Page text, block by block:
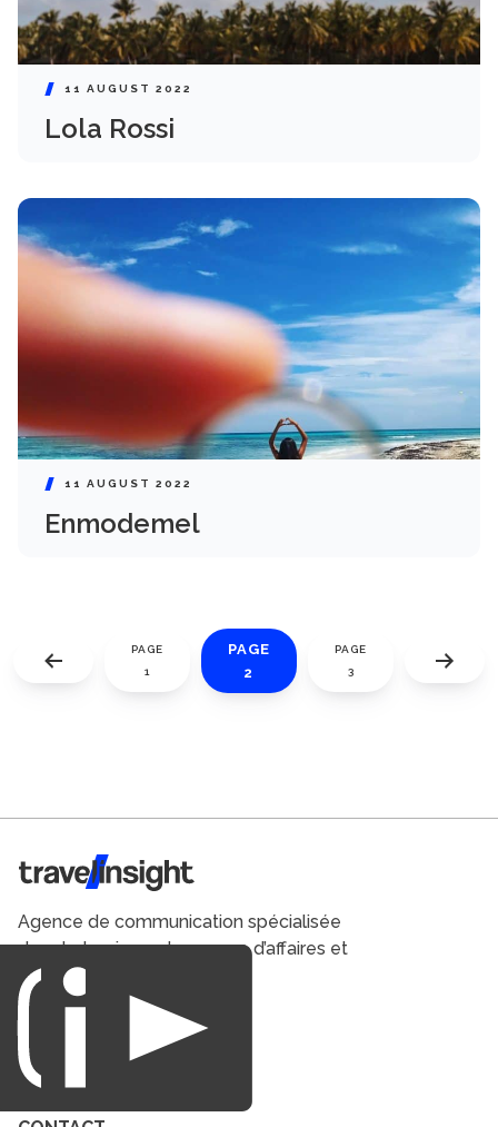
11 AUGUST 2022
Lola Rossi
11 AUGUST 2022
Enmodemel
PAGE
1
PAGE
2
PAGE
3
Travel Insight
Agence de communication spécialisée
dans le tourisme du voyage d’affaires et
du loisirs.